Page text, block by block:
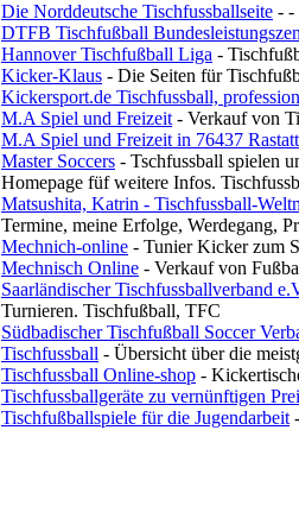
Die Norddeutsche Tischfussballseite - -
DTFB Tischfußball
Hannover Tischfußball Liga -
Kicker-Klaus - Die Seiten für
Kickersport.de Tischfussball,
M.A Spiel und Freizeit - Verkauf von
M.A Spiel und Freizeit in 76437 Rastatt
Master Soccers - Tschfussball spielen
Homepage füf weitere Infos.
Matsushita, Katrin - Tischfussball-
Termine, meine Erfolge, Werdegang,
Mechnich-online - Tunier Kicker zum
Mechnisch Online - Verkauf von
Saarländischer Tischfussballverband
Turnieren. Tischfußball, TFC
Südbadischer Tischfußball Soccer
Tischfussball - Übersicht über die
Tischfussball Online-shop -
Tischfussballgeräte zu vernünftigen
Tischfußballspiele für die Jugendarbeit